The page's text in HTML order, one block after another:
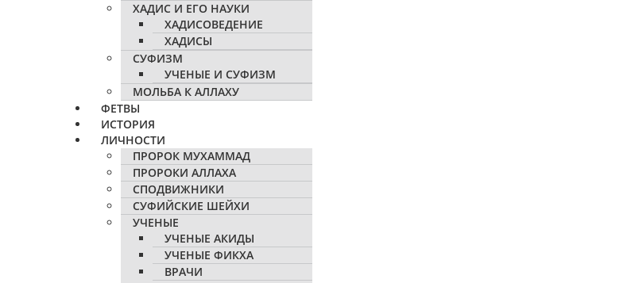
ХАДИС И ЕГО НАУКИ
ХАДИСОВЕДЕНИЕ
ХАДИСЫ
СУФИЗМ
УЧЕНЫЕ И СУФИЗМ
МОЛЬБА К АЛЛАХУ
ФЕТВЫ
ИСТОРИЯ
ЛИЧНОСТИ
ПРОРОК МУХАММАД
ПРОРОКИ АЛЛАХА
СПОДВИЖНИКИ
СУФИЙСКИЕ ШЕЙХИ
УЧЕНЫЕ
УЧЕНЫЕ АКИДЫ
УЧЕНЫЕ ФИКХА
ВРАЧИ